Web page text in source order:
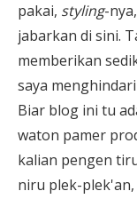
pakai, styling-
jabarkan di sini.
memberikan
saya
Biar blog ini tu
waton pamer
kalian pengen
niru plek-